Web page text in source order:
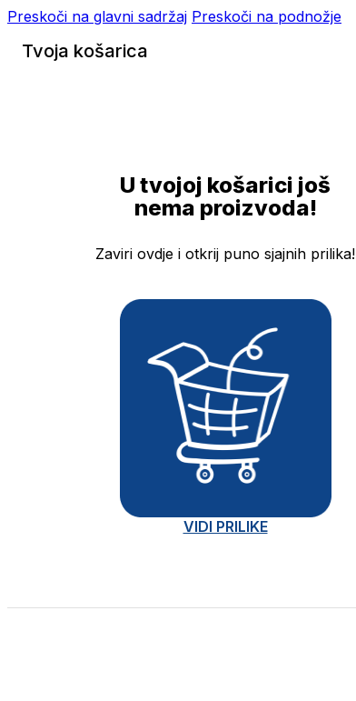
Preskoči na glavni sadržaj Preskoči na podnožje
Tvoja košarica
U tvojoj košarici još
nema proizvoda!
Zaviri ovdje i otkrij puno sjajnih prilika!
VIDI PRILIKE